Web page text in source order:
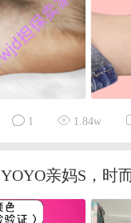
1 1.84w
亲妈S，时